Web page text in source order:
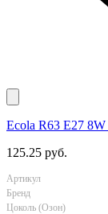
Ecola R63 E27
125.25 руб.
Артикул
Бренд
Цоколь (Озон)